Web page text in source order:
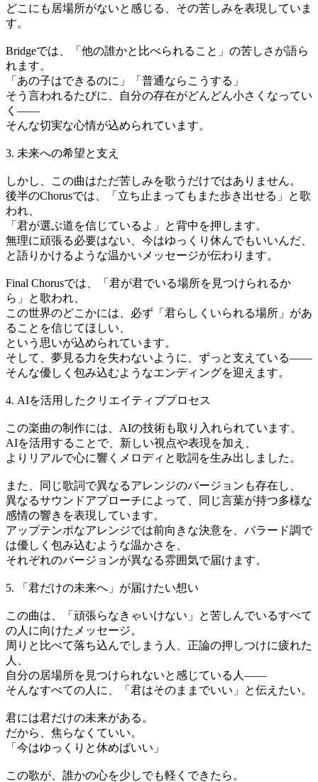
どこにも居場所がないと感じる、その苦しみを表現していま
す。
Bridgeでは、「他の誰かと比べられること」の苦しさが語ら
れます。
「あの子はできるのに」「普通ならこうする」
そう言われるたびに、自分の存在がどんどん小さくなってい
く——
そんな切実な心情が込められています。
3. 未来への希望と支え
しかし、この曲はただ苦しみを歌うだけではありません。
後半のChorusでは、「立ち止まってもまた歩き出せる」と歌
われ、
「君が選ぶ道を信じているよ」と背中を押します。
無理に頑張る必要はない、今はゆっくり休んでもいいんだ、
と語りかけるような温かいメッセージが伝わります。
Final Chorusでは、「君が君でいる場所を見つけられるか
ら」と歌われ、
この世界のどこかには、必ず「君らしくいられる場所」があ
ることを信じてほしい、
という思いが込められています。
そして、夢見る力を失わないように、ずっと支えている——
そんな優しく包み込むようなエンディングを迎えます。
4. AIを活用したクリエイティブプロセス
この楽曲の制作には、AIの技術も取り入れられています。
AIを活用することで、新しい視点や表現を加え、
よりリアルで心に響くメロディと歌詞を生み出しました。
また、同じ歌詞で異なるアレンジのバージョンも存在し、
異なるサウンドアプローチによって、同じ言葉が持つ多様な
感情の響きを表現しています。
アップテンポなアレンジでは前向きな決意を、バラード調で
は優しく包み込むような温かさを、
それぞれのバージョンが異なる雰囲気で届けます。
5. 「君だけの未来へ」が届けたい想い
この曲は、「頑張らなきゃいけない」と苦しんでいるすべて
の人に向けたメッセージ。
周りと比べて落ち込んでしまう人、正論の押しつけに疲れた
人、
自分の居場所を見つけられないと感じている人——
そんなすべての人に、「君はそのままでいい」と伝えたい。
君には君だけの未来がある。
だから、焦らなくていい。
「今はゆっくりと休めばいい」
この歌が、誰かの心を少しでも軽くできたら。